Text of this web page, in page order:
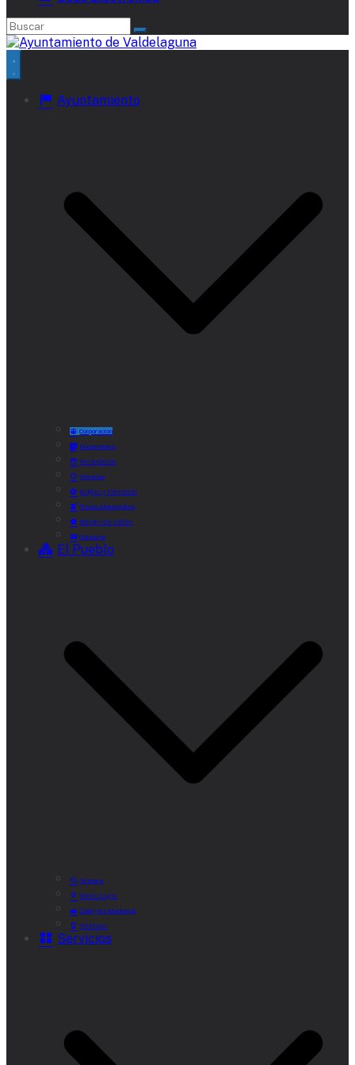
Ayuntamiento
Corporación
Documentos
Recaudación
Horarios
Empleo y Formación
Plenos Municipales
Boletín «De Valde»
Contacta
El Pueblo
Historia
Cómo Llegar
Callejero Municipal
Teléfonos
Servicios